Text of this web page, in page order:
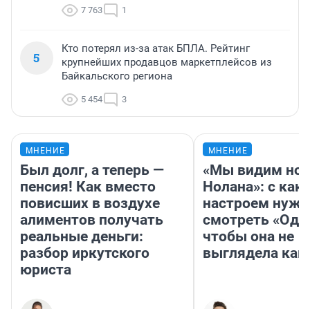
7 763 1
5
Кто потерял из-за атак БПЛА. Рейтинг
крупнейших продавцов маркетплейсов из
Байкальского региона
5 454 3
МНЕНИЕ
Был долг, а теперь —
пенсия! Как вместо
повисших в воздухе
алиментов получать
реальные деньги:
разбор иркутского
юриста
МНЕНИЕ
«Мы видим
Нолана»: с
настроем
смотреть
чтобы она не
выглядела как